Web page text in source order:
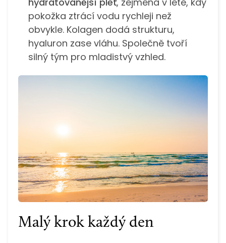
pokožka ztrácí vodu rychleji než
obvykle. Kolagen dodá strukturu,
hyaluron zase vláhu. Společně tvoří
silný tým pro mladistvý vzhled.
Malý krok každý den